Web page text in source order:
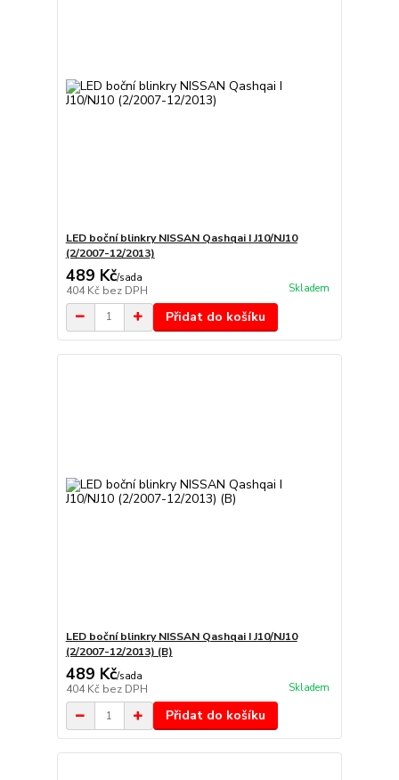
LED boční blinkry NISSAN Qashqai I J10/NJ10
(2/2007-12/2013)
489 Kč/sada
404 Kč bez DPH Skladem
Přidat do košíku
LED boční blinkry NISSAN Qashqai I J10/NJ10
(2/2007-12/2013) (B)
489 Kč/sada
404 Kč bez DPH Skladem
Přidat do košíku